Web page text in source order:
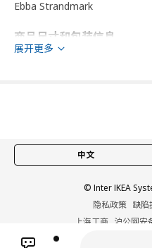
Ebba Strandmark
商品尺寸和包装信息
净重
展开更多
中文
© Inter IKEA
隐私政策 缺陷
上海工商 沪公网